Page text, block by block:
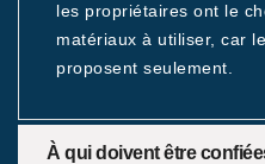
les propriétaires ont le
matériaux à utiliser, car
proposent seulement.
À qui doivent être